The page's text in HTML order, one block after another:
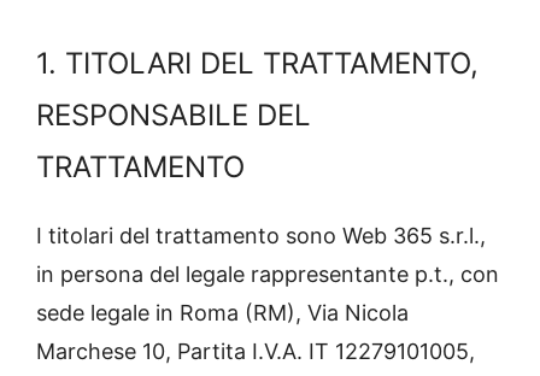
1. TITOLARI DEL TRATTAMENTO,
RESPONSABILE DEL
TRATTAMENTO
I titolari del trattamento sono Web 365 s.r.l.,
in persona del legale rappresentante p.t., con
sede legale in Roma (RM), Via Nicola
Marchese 10, Partita I.V.A. IT 12279101005,